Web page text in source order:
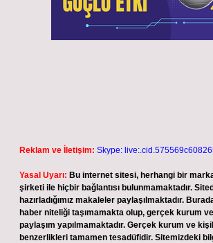
Reklam ve İletişim: Skype:
Yasal Uyarı: Bu internet sitesi, herhangi bir
şirketi ile hiçbir bağlantısı bulunmamaktadır.
hazırladığımız makaleler paylaşılmaktadır.
haber niteliği taşımamakta olup, gerçek kurum
paylaşım yapılmamaktadır. Gerçek kurum ve
benzerlikleri tamamen tesadüfidir. Sitemizdeki